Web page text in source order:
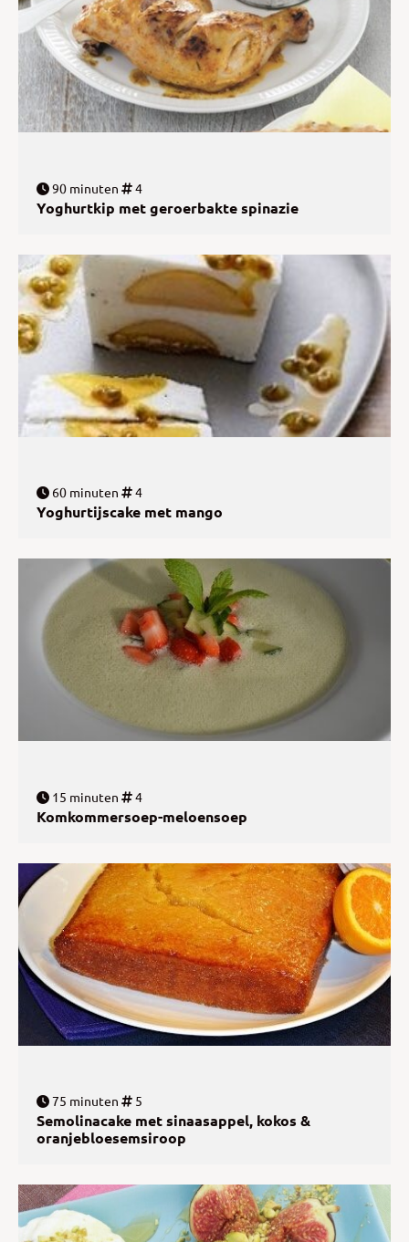
90 minuten 4
Yoghurtkip met geroerbakte spinazie
60 minuten 4
Yoghurtijscake met mango
15 minuten 4
Komkommersoep-meloensoep
75 minuten 5
Semolinacake met sinaasappel, kokos &
oranjebloesemsiroop